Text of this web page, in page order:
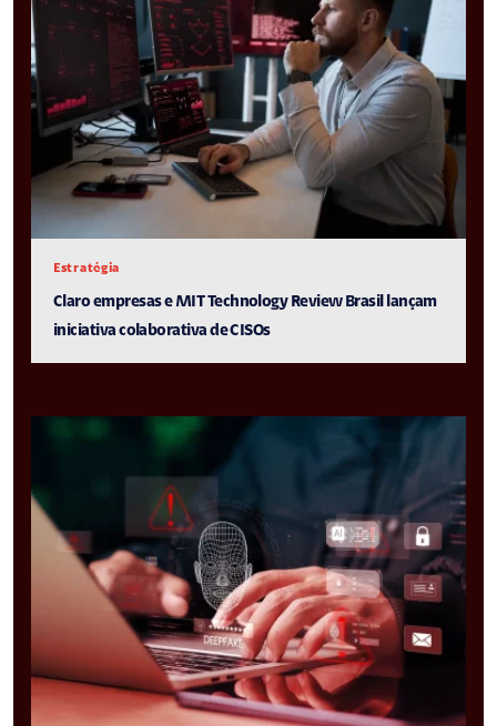
Estratégia
Claro empresas e MIT Technology Review Brasil lançam
iniciativa colaborativa de CISOs